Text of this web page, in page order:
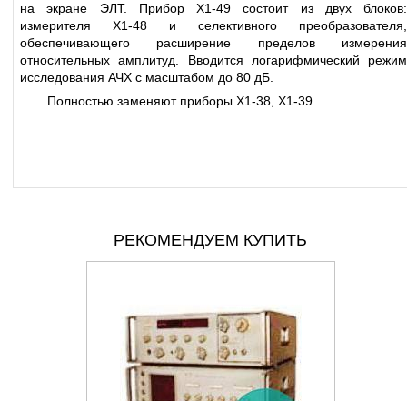
на экране ЭЛТ. Прибор Х1-49 состоит из двух блоков:
измерителя Х1-48 и селективного преобразователя,
обеспечивающего расширение пределов измерения
относительных амплитуд. Вводится логарифмический режим
исследования АЧХ с масштабом до 80 дБ.
Полностью заменяют приборы X1-38, X1-39.
РЕКОМЕНДУЕМ КУПИТЬ